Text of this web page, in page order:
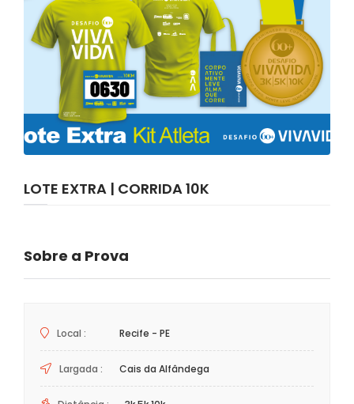
LOTE EXTRA | CORRIDA 10K
Sobre a Prova
Local : Recife - PE
Largada : Cais da Alfândega